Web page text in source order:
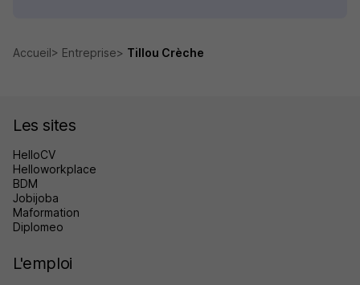
Accueil Entreprise Tillou Crèche
Les sites
HelloCV
Helloworkplace
BDM
Jobijoba
Maformation
Diplomeo
L'emploi